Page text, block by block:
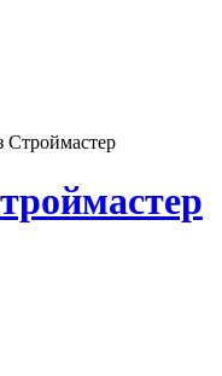
Строймастер